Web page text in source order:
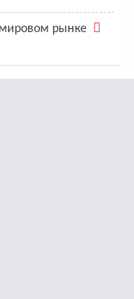
мировом рынке